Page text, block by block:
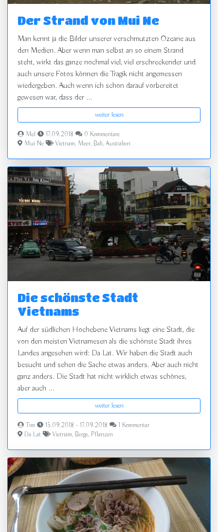
Der Strand von Mui Ne
Man kennt ja die Bilder unserer verschmutzten Ozeane aus
den Medien. Aber wenn man selbst an so einem Strand
steht, wirkt das ganze nochmal viel, viel erschreckender und
auch unsere Fotos können die Tragik nicht angemessen
wiedergeben. Auch wenn ich schon darauf vorbereitet
gewesen war, dass der ...
weiter lesen
Mel 17.09.2018
0 Kommentare
Mui Ne
Vietnam, Meer, Bali, Australien
Die schönste Stadt
Vietnams
Auf der südlichen Hochebene Vietnams liegt eine Stadt, die
von den meisten Vietnamesen als die schönste Stadt ihres
Landes angesehen wird: Da Lat. Wir haben die Stadt auch
besucht und sehen die Sache etwas anders. Aber auch nicht
ganz anders. Die Stadt hat nicht wirklich etwas schönes,
aber auch ...
weiter lesen
Tim 15.09.2018 - 17.09.2018
1 Kommentar
Da Lat
Vietnam, Berge, Pflanzen